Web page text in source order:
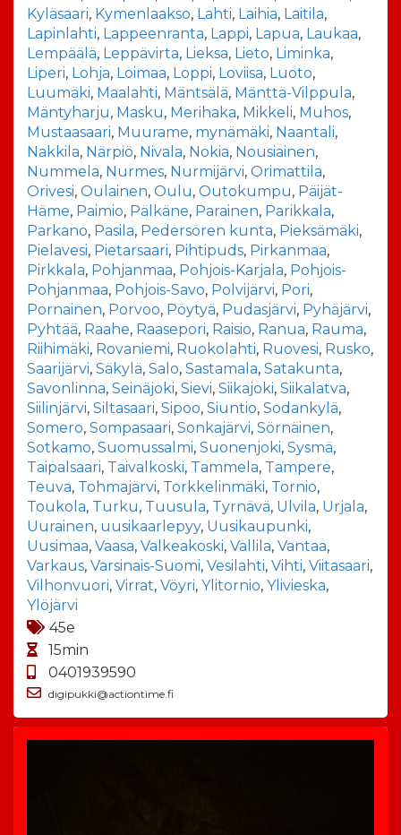
Kyläsaari, Kymenlaakso, Lahti, Laihia, Laitila,
Lapinlahti, Lappeenranta, Lappi, Lapua, Laukaa,
Lempäälä, Leppävirta, Lieksa, Lieto, Liminka,
Liperi, Lohja, Loimaa, Loppi, Loviisa, Luoto,
Luumäki, Maalahti, Mäntsälä, Mänttä-Vilppula,
Mäntyharju, Masku, Merihaka, Mikkeli, Muhos,
Mustaasaari, Muurame, mynämäki, Naantali,
Nakkila, Närpiö, Nivala, Nokia, Nousiainen,
Nummela, Nurmes, Nurmijärvi, Orimattila,
Orivesi, Oulainen, Oulu, Outokumpu, Päijät-
Häme, Paimio, Pälkäne, Parainen, Parikkala,
Parkano, Pasila, Pedersören kunta, Pieksämäki,
Pielavesi, Pietarsaari, Pihtipuds, Pirkanmaa,
Pirkkala, Pohjanmaa, Pohjois-Karjala, Pohjois-
Pohjanmaa, Pohjois-Savo, Polvijärvi, Pori,
Pornainen, Porvoo, Pöytyä, Pudasjärvi, Pyhäjärvi,
Pyhtää, Raahe, Raasepori, Raisio, Ranua, Rauma,
Riihimäki, Rovaniemi, Ruokolahti, Ruovesi, Rusko,
Saarijärvi, Säkylä, Salo, Sastamala, Satakunta,
Savonlinna, Seinäjoki, Sievi, Siikajoki, Siikalatva,
Siilinjärvi, Siltasaari, Sipoo, Siuntio, Sodankylä,
Somero, Sompasaari, Sonkajärvi, Sörnäinen,
Sotkamo, Suomussalmi, Suonenjoki, Sysmä,
Taipalsaari, Taivalkoski, Tammela, Tampere,
Teuva, Tohmajärvi, Torkkelinmäki, Tornio,
Toukola, Turku, Tuusula, Tyrnävä, Ulvila, Urjala,
Uurainen, uusikaarlepyy, Uusikaupunki,
Uusimaa, Vaasa, Valkeakoski, Vallila, Vantaa,
Varkaus, Varsinais-Suomi, Vesilahti, Vihti, Viitasaari,
Vilhonvuori, Virrat, Vöyri, Ylitornio, Ylivieska,
Ylöjärvi
45e
15min
0401939590
digipukki@actiontime.fi